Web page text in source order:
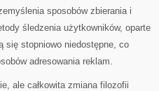
sposobów zbierania i
śledzenia użytkowników, oparte
się stopniowo niedostępne, co
adresowania reklam.
ale całkowita zmiana filozofii